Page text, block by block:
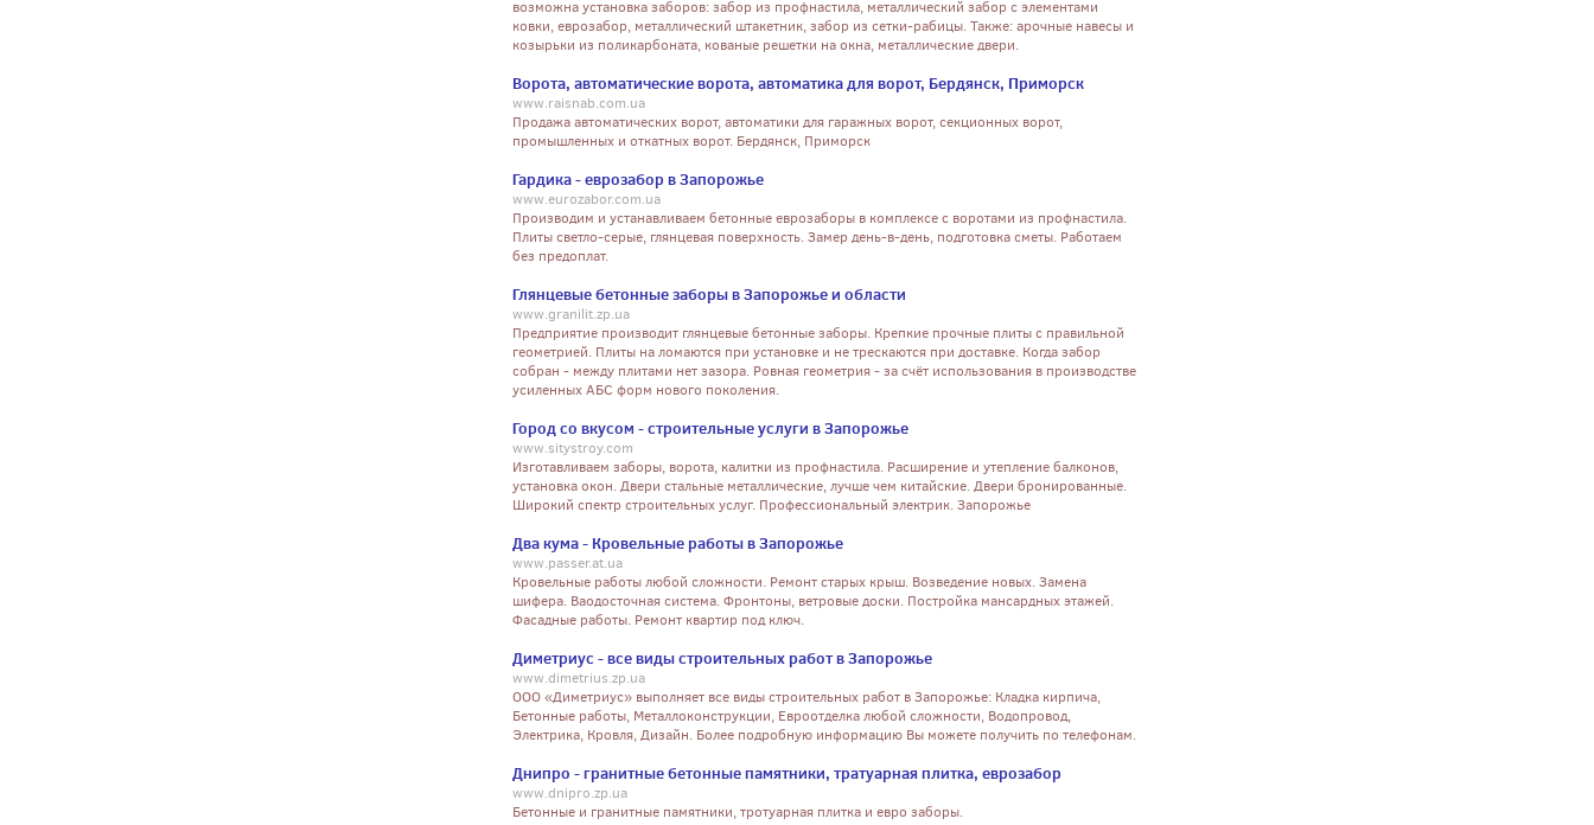
возможна установка заборов: забор из профнастила, металлический забор с элементами
ковки, еврозабор, металлический штакетник, забор из сетки-рабицы. Также: арочные навесы и
козырьки из поликарбоната, кованые решетки на окна, металлические двери.
Ворота, автоматические ворота, автоматика для ворот, Бердянск, Приморск
www.raisnab.com.ua
Продажа автоматических ворот, автоматики для гаражных ворот, секционных ворот,
промышленных и откатных ворот. Бердянск, Приморск
Гардика - еврозабор в Запорожье
www.eurozabor.com.ua
Производим и устанавливаем бетонные еврозаборы в комплексе с воротами из профнастила.
Плиты светло-серые, глянцевая поверхность. Замер день-в-день, подготовка сметы. Работаем
без предоплат.
Глянцевые бетонные заборы в Запорожье и области
www.granilit.zp.ua
Предприятие производит глянцевые бетонные заборы. Крепкие прочные плиты с правильной
геометрией. Плиты на ломаются при установке и не трескаются при доставке. Когда забор
собран - между плитами нет зазора. Ровная геометрия - за счёт использования в производстве
усиленных АБС форм нового поколения.
Город со вкусом - строительные услуги в Запорожье
www.sitystroy.com
Изготавливаем заборы, ворота, калитки из профнастила. Расширение и утепление балконов,
установка окон. Двери стальные металлические, лучше чем китайские. Двери бронированные.
Широкий спектр строительных услуг. Профессиональный электрик. Запорожье
Два кума - Кровельные работы в Запорожье
www.passer.at.ua
Кровельные работы любой сложности. Ремонт старых крыш. Возведение новых. Замена
шифера. Ваодосточная система. Фронтоны, ветровые доски. Постройка мансардных этажей.
Фасадные работы. Ремонт квартир под ключ.
Диметриус - все виды строительных работ в Запорожье
www.dimetrius.zp.ua
ООО «Диметриус» выполняет все виды строительных работ в Запорожье: Кладка кирпича,
Бетонные работы, Металлоконструкции, Евроотделка любой сложности, Водопровод,
Электрика, Кровля, Дизайн. Более подробную информацию Вы можете получить по телефонам.
Днипро - гранитные бетонные памятники, тратуарная плитка, еврозабор
www.dnipro.zp.ua
Бетонные и гранитные памятники, тротуарная плитка и евро заборы.